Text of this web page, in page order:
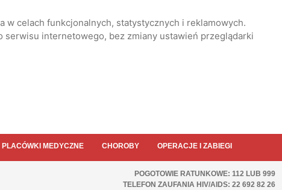
celach funkcjonalnych, statystycznych i reklamowych.
internetowego, bez zmiany ustawień przeglądarki
PLACÓWKI MEDYCZNE CHOROBY OPERACJE I ZABIEGI
POGOTOWIE RATUNKOWE: 112 LUB 999
TELEFON ZAUFANIA HIV/AIDS: 22 692 82 26